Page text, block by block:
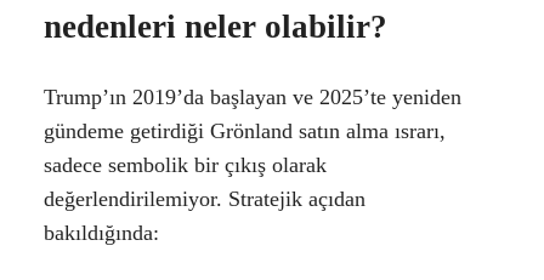
nedenleri neler olabilir?
Trump’ın 2019’da başlayan ve 2025’te yeniden
gündeme getirdiği Grönland satın alma ısrarı,
sadece sembolik bir çıkış olarak
değerlendirilemiyor. Stratejik açıdan
bakıldığında: